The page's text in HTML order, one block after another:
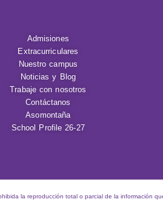
Admisiones
Extracurriculares
Nuestro campus
Noticias y Blog
Trabaje con nosotros
Contáctanos
Asomontaña
School Profile 26-27
la reproducción total o parcial de la información